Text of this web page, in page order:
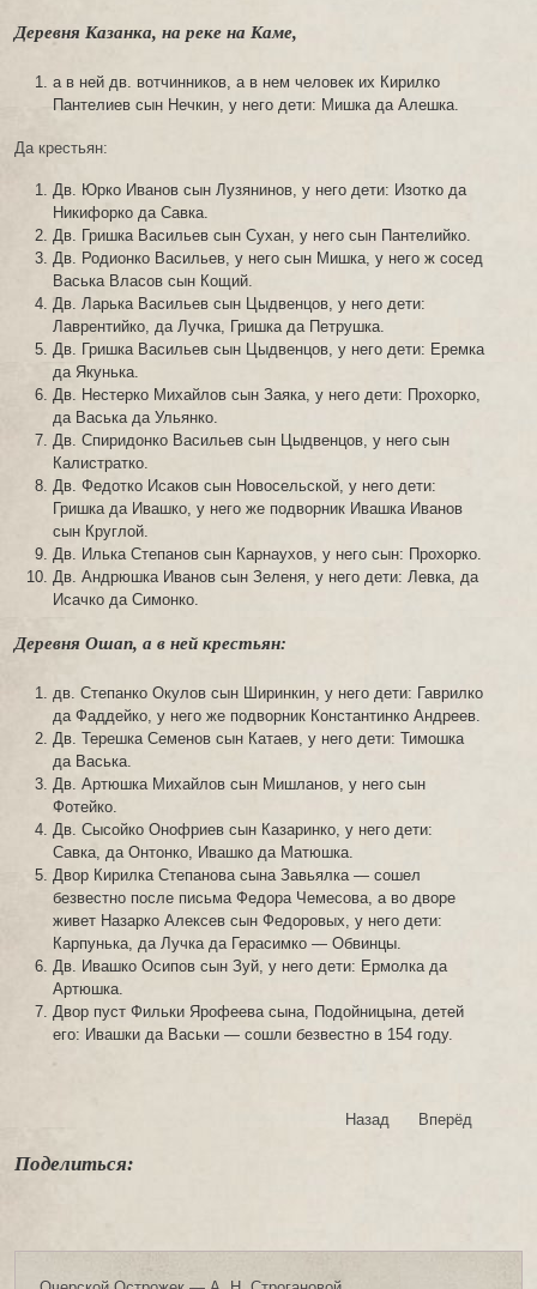
Деревня Казанка, на реке на Каме,
а в ней дв. вотчинников, а в нем человек их Кирилко
Пантелиев сын Нечкин, у него дети: Мишка да Алешка.
Да крестьян:
Дв. Юрко Иванов сын Лузянинов, у него дети: Изотко да
Никифорко да Савка.
Дв. Гришка Васильев сын Сухан, у него сын Пантелийко.
Дв. Родионко Васильев, у него сын Мишка, у него ж сосед
Васька Власов сын Кощий.
Дв. Ларька Васильев сын Цыдвенцов, у него дети:
Лаврентийко, да Лучка, Гришка да Петрушка.
Дв. Гришка Васильев сын Цыдвенцов, у него дети: Еремка
да Якунька.
Дв. Нестерко Михайлов сын Заяка, у него дети: Прохорко,
да Васька да Ульянко.
Дв. Спиридонко Васильев сын Цыдвенцов, у него сын
Калистратко.
Дв. Федотко Исаков сын Новосельской, у него дети:
Гришка да Ивашко, у него же подворник Ивашка Иванов
сын Круглой.
Дв. Илька Степанов сын Карнаухов, у него сын: Прохорко.
Дв. Андрюшка Иванов сын Зеленя, у него дети: Левка, да
Исачко да Симонко.
Деревня Ошап, а в ней крестьян:
дв. Степанко Окулов сын Ширинкин, у него дети: Гаврилко
да Фаддейко, у него же подворник Константинко Андреев.
Дв. Терешка Семенов сын Катаев, у него дети: Тимошка
да Васька.
Дв. Артюшка Михайлов сын Мишланов, у него сын
Фотейко.
Дв. Сысойко Онофриев сын Казаринко, у него дети:
Савка, да Онтонко, Ивашко да Матюшка.
Двор Кирилка Степанова сына Завьялка — сошел
безвестно после письма Федора Чемесова, а во дворе
живет Назарко Алексев сын Федоровых, у него дети:
Карпунька, да Лучка да Герасимко — Обвинцы.
Дв. Ивашко Осипов сын Зуй, у него дети: Ермолка да
Артюшка.
Двор пуст Фильки Ярофеева сына, Подойницына, детей
его: Ивашки да Васьки — сошли безвестно в 154 году.
Назад Вперёд
Поделиться: